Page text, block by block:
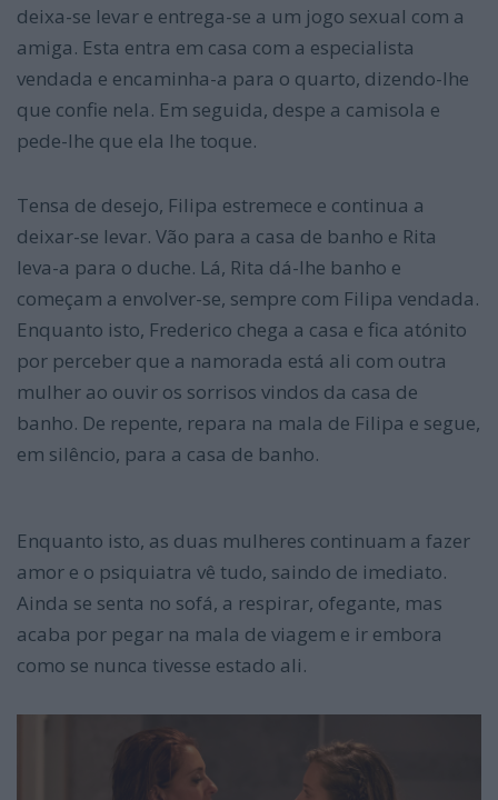
deixa-se levar e entrega-se a um jogo sexual com a
amiga. Esta entra em casa com a especialista
vendada e encaminha-a para o quarto, dizendo-lhe
que confie nela. Em seguida, despe a camisola e
pede-lhe que ela lhe toque.
Tensa de desejo, Filipa estremece e continua a
deixar-se levar. Vão para a casa de banho e Rita
leva-a para o duche. Lá, Rita dá-lhe banho e
começam a envolver-se, sempre com Filipa vendada.
Enquanto isto, Frederico chega a casa e fica atónito
por perceber que a namorada está ali com outra
mulher ao ouvir os sorrisos vindos da casa de
banho. De repente, repara na mala de Filipa e segue,
em silêncio, para a casa de banho.
Enquanto isto, as duas mulheres continuam a fazer
amor e o psiquiatra vê tudo, saindo de imediato.
Ainda se senta no sofá, a respirar, ofegante, mas
acaba por pegar na mala de viagem e ir embora
como se nunca tivesse estado ali.